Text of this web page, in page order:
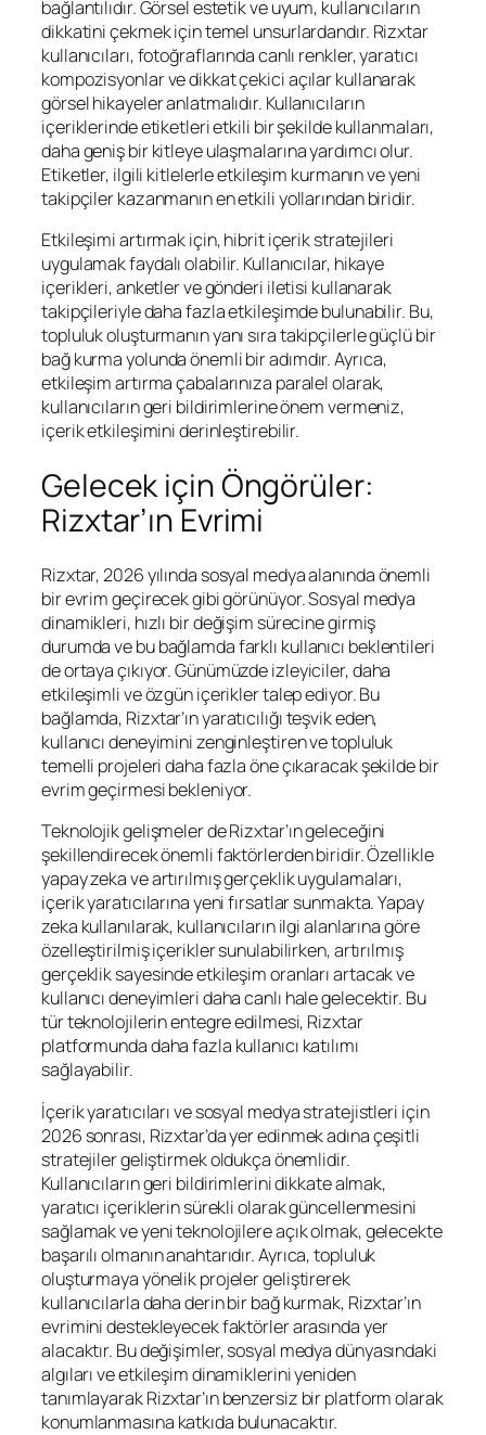
bağlantılıdır. Görsel estetik ve uyum, kullanıcıların
dikkatini çekmek için temel unsurlardandır. Rizxtar
kullanıcıları, fotoğraflarında canlı renkler, yaratıcı
kompozisyonlar ve dikkat çekici açılar kullanarak
görsel hikayeler anlatmalıdır. Kullanıcıların
içeriklerinde etiketleri etkili bir şekilde kullanmaları,
daha geniş bir kitleye ulaşmalarına yardımcı olur.
Etiketler, ilgili kitlelerle etkileşim kurmanın ve yeni
takipçiler kazanmanın en etkili yollarından biridir.
Etkileşimi artırmak için, hibrit içerik stratejileri
uygulamak faydalı olabilir. Kullanıcılar, hikaye
içerikleri, anketler ve gönderi iletisi kullanarak
takipçileriyle daha fazla etkileşimde bulunabilir. Bu,
topluluk oluşturmanın yanı sıra takipçilerle güçlü bir
bağ kurma yolunda önemli bir adımdır. Ayrıca,
etkileşim artırma çabalarınıza paralel olarak,
kullanıcıların geri bildirimlerine önem vermeniz,
içerik etkileşimini derinleştirebilir.
Gelecek için Öngörüler:
Rizxtar’ın Evrimi
Rizxtar, 2026 yılında sosyal medya alanında önemli
bir evrim geçirecek gibi görünüyor. Sosyal medya
dinamikleri, hızlı bir değişim sürecine girmiş
durumda ve bu bağlamda farklı kullanıcı beklentileri
de ortaya çıkıyor. Günümüzde izleyiciler, daha
etkileşimli ve özgün içerikler talep ediyor. Bu
bağlamda, Rizxtar’ın yaratıcılığı teşvik eden,
kullanıcı deneyimini zenginleştiren ve topluluk
temelli projeleri daha fazla öne çıkaracak şekilde bir
evrim geçirmesi bekleniyor.
Teknolojik gelişmeler de Rizxtar’ın geleceğini
şekillendirecek önemli faktörlerden biridir. Özellikle
yapay zeka ve artırılmış gerçeklik uygulamaları,
içerik yaratıcılarına yeni fırsatlar sunmakta. Yapay
zeka kullanılarak, kullanıcıların ilgi alanlarına göre
özelleştirilmiş içerikler sunulabilirken, artırılmış
gerçeklik sayesinde etkileşim oranları artacak ve
kullanıcı deneyimleri daha canlı hale gelecektir. Bu
tür teknolojilerin entegre edilmesi, Rizxtar
platformunda daha fazla kullanıcı katılımı
sağlayabilir.
İçerik yaratıcıları ve sosyal medya stratejistleri için
2026 sonrası, Rizxtar’da yer edinmek adına çeşitli
stratejiler geliştirmek oldukça önemlidir.
Kullanıcıların geri bildirimlerini dikkate almak,
yaratıcı içeriklerin sürekli olarak güncellenmesini
sağlamak ve yeni teknolojilere açık olmak, gelecekte
başarılı olmanın anahtarıdır. Ayrıca, topluluk
oluşturmaya yönelik projeler geliştirerek
kullanıcılarla daha derin bir bağ kurmak, Rizxtar’ın
evrimini destekleyecek faktörler arasında yer
alacaktır. Bu değişimler, sosyal medya dünyasındaki
algıları ve etkileşim dinamiklerini yeniden
tanımlayarak Rizxtar’ın benzersiz bir platform olarak
konumlanmasına katkıda bulunacaktır.